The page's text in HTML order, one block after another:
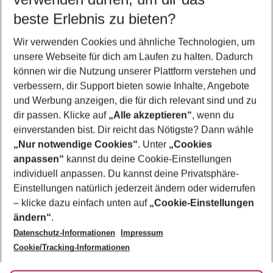
5-8 Nächte
2 Erwachsene Keine Kinder
Mehr Filter anzeigen
Footer
Footer navigation
Über uns
AGB
Bestpreisgarantie
Cookie-Einstellungen ändern
Cookie-Richtlinie
Agenturbetreuung
Barrierefreies Reisen
Folge uns
beste Erlebnis zu bieten?
Wir verwenden Cookies und ähnliche Technologien, um
unsere Webseite für dich am Laufen zu halten. Dadurch
können wir die Nutzung unserer Plattform verstehen und
verbessern, dir Support bieten sowie Inhalte, Angebote
und Werbung anzeigen, die für dich relevant sind und zu
dir passen. Klicke auf „Alle akzeptieren“, wenn du
einverstanden bist. Dir reicht das Nötigste? Dann wähle
„Nur notwendige Cookies“. Unter „Cookies
anpassen“ kannst du deine Cookie-Einstellungen
individuell anpassen. Du kannst deine Privatsphäre-
Einstellungen natürlich jederzeit ändern oder widerrufen
– klicke dazu einfach unten auf „Cookie-Einstellungen
ändern“.
Datenschutz-Informationen
Impressum
Cookie/Tracking-Informationen